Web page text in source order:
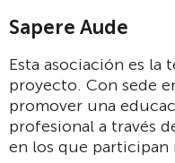
Sapere Aude
Esta asociación es la
proyecto. Con sede
promover una
profesional a través
en los que participan